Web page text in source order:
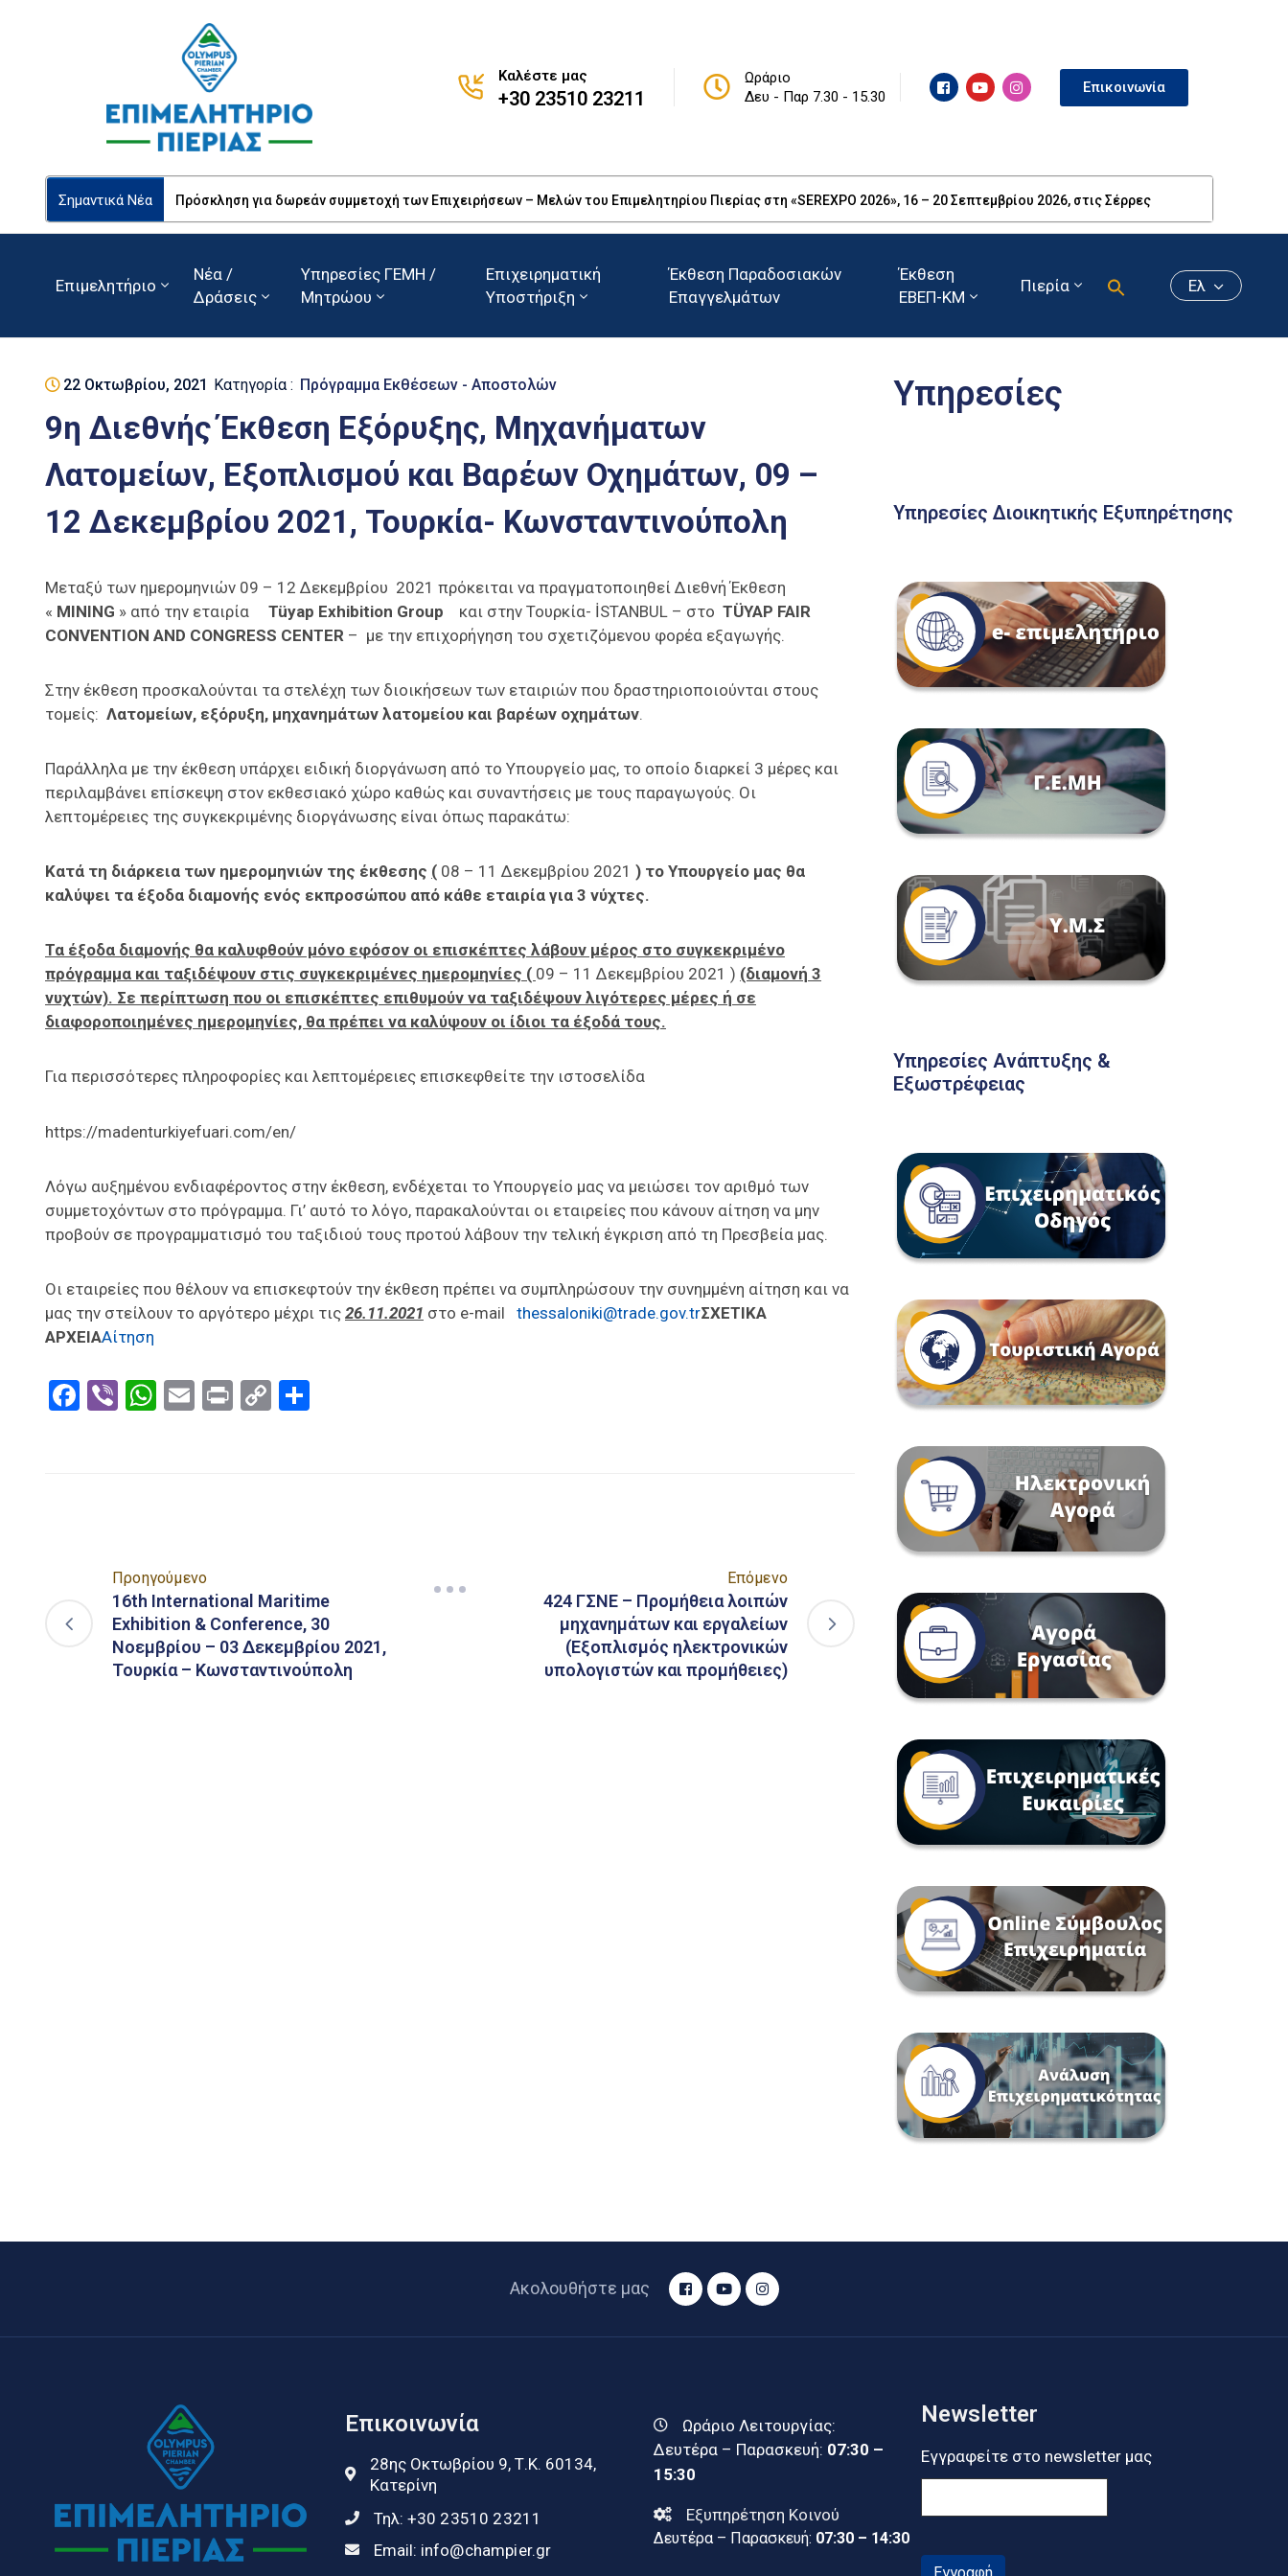
Καλέστε μας
+30 23510 23211
Ωράριο
Δευ - Παρ 7.30 - 15.30
Επικοινωνία
Σημαντικά Νέα Πρόσκληση για δωρεάν συμμετοχή των Επιχειρήσεων – Μελών του Επιμελητηρίου Πιερίας στη «SEREXPO 2026», 16 – 20 Σεπτεμβρίου 2026, στις Σέρρες
Επιμελητήριο
Νέα /
Δράσεις
Υπηρεσίες ΓΕΜΗ /
Μητρώου
Επιχειρηματική
Υποστήριξη
Έκθεση Παραδοσιακών
Επαγγελμάτων
Έκθεση
ΕΒΕΠ-ΚΜ
Πιερία Ελ
22 Οκτωβρίου, 2021 Κατηγορία : Πρόγραμμα Εκθέσεων - Αποστολών
9η Διεθνής Έκθεση Εξόρυξης, Μηχανήματων
Λατομείων, Εξοπλισμού και Βαρέων Οχημάτων, 09 –
12 Δεκεμβρίου 2021, Τουρκία- Κωνσταντινούπολη
Μεταξύ των ημερομηνιών 09 – 12 Δεκεμβρίου 2021 πρόκειται να πραγματοποιηθεί Διεθνή Έκθεση
« MINING » από την εταιρία Tüyap Exhibition Group και στην Τουρκία- İSTANBUL – στο TÜYAP FAIR
CONVENTION AND CONGRESS CENTER – με την επιχορήγηση του σχετιζόμενου φορέα εξαγωγής.
Στην έκθεση προσκαλούνται τα στελέχη των διοικήσεων των εταιριών που δραστηριοποιούνται στους
τομείς: Λατομείων, εξόρυξη, μηχανημάτων λατομείου και βαρέων οχημάτων.
Παράλληλα με την έκθεση υπάρχει ειδική διοργάνωση από το Υπουργείο μας, το οποίο διαρκεί 3 μέρες και
περιλαμβάνει επίσκεψη στον εκθεσιακό χώρο καθώς και συναντήσεις με τους παραγωγούς. Οι
λεπτομέρειες της συγκεκριμένης διοργάνωσης είναι όπως παρακάτω:
Κατά τη διάρκεια των ημερομηνιών της έκθεσης ( 08 – 11 Δεκεμβρίου 2021 ) το Υπουργείο μας θα
καλύψει τα έξοδα διαμονής ενός εκπροσώπου από κάθε εταιρία για 3 νύχτες.
Τα έξοδα διαμονής θα καλυφθούν μόνο εφόσον οι επισκέπτες λάβουν μέρος στο συγκεκριμένο
πρόγραμμα και ταξιδέψουν στις συγκεκριμένες ημερομηνίες ( 09 – 11 Δεκεμβρίου 2021 ) (διαμονή 3
νυχτών). Σε περίπτωση που οι επισκέπτες επιθυμούν να ταξιδέψουν λιγότερες μέρες ή σε
διαφοροποιημένες ημερομηνίες, θα πρέπει να καλύψουν οι ίδιοι τα έξοδά τους.
Για περισσότερες πληροφορίες και λεπτομέρειες επισκεφθείτε την ιστοσελίδα
https://madenturkiyefuari.com/en/
Λόγω αυξημένου ενδιαφέροντος στην έκθεση, ενδέχεται το Υπουργείο μας να μειώσει τον αριθμό των
συμμετοχόντων στο πρόγραμμα. Γι’ αυτό το λόγο, παρακαλούνται οι εταιρείες που κάνουν αίτηση να μην
προβούν σε προγραμματισμό του ταξιδιού τους προτού λάβουν την τελική έγκριση από τη Πρεσβεία μας.
Oι εταιρείες που θέλουν να επισκεφτούν την έκθεση πρέπει να συμπληρώσουν την συνημμένη αίτηση και να
μας την στείλουν το αργότερο μέχρι τις 26.11.2021 στο e-mail thessaloniki@trade.gov.trΣΧΕΤΙΚΑ
ΑΡΧΕΙΑΑίτηση
Facebook
ViberWhatsApp
EmailPrintCopy
Προηγούμενο
16th International Maritime
Exhibition & Conference, 30
Νοεμβρίου – 03 Δεκεμβρίου 2021,
Τουρκία – Κωνσταντινούπολη
Επόμενο
424 ΓΣΝΕ – Προμήθεια λοιπών
μηχανημάτων και εργαλείων
(Εξοπλισμός ηλεκτρονικών
υπολογιστών και προμήθειες)
Υπηρεσίες
Υπηρεσίες Διοικητικής Εξυπηρέτησης
Υπηρεσίες Ανάπτυξης &
Εξωστρέφειας
Ακολουθήστε μας
Επικοινωνία
28ης Οκτωβρίου 9, Τ.Κ. 60134,
Κατερίνη
Τηλ: +30 23510 23211
Email: info@champier.gr
Ωράριο Λειτουργίας:
Δευτέρα – Παρασκευή: 07:30 –
15:30
Εξυπηρέτηση Κοινού
Δευτέρα – Παρασκευή: 07:30 – 14:30
Newsletter
Εγγραφείτε στο newsletter μας